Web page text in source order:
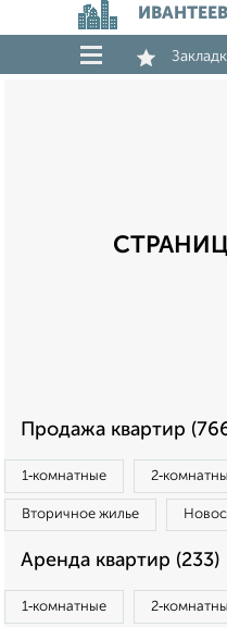
Продажа квартир
1‑комнатные
Вторичное жилье
Аренда квартир (233)
1‑комнатные